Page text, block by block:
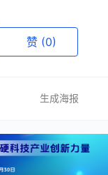
赞 (0)
生成海报